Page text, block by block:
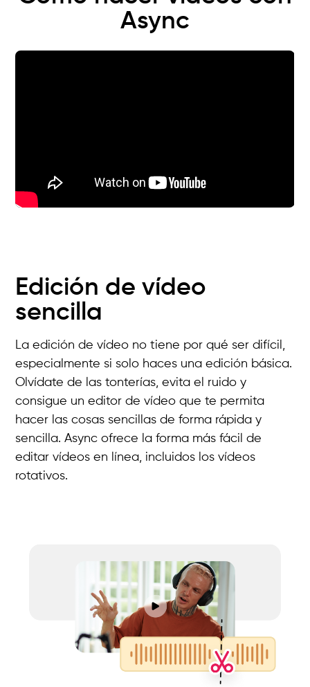
Async
Edición de vídeo
sencilla
La edición de vídeo no tiene por qué ser difícil,
especialmente si solo haces una edición básica.
Olvídate de las tonterías, evita el ruido y
consigue un editor de vídeo que te permita
hacer las cosas sencillas de forma rápida y
sencilla. Async ofrece la forma más fácil de
editar vídeos en línea, incluidos los vídeos
rotativos.